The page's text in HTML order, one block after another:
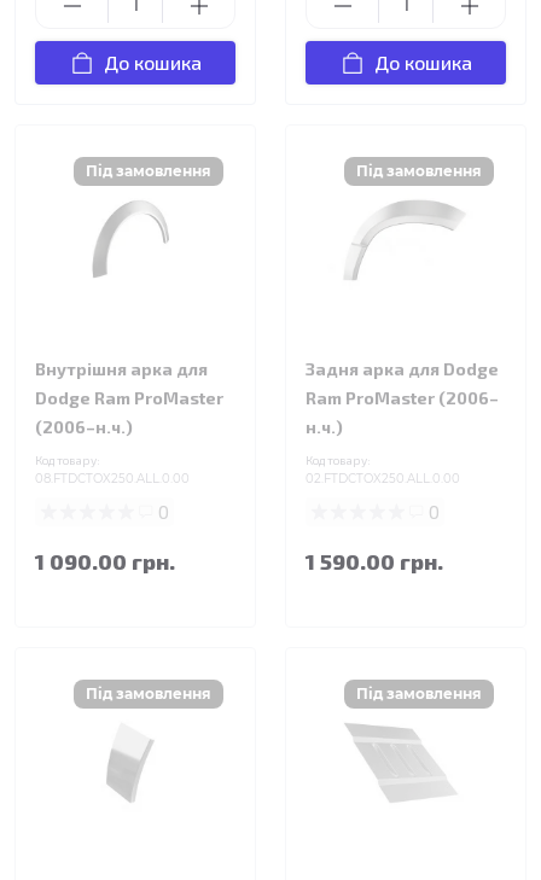
До кошика До кошика
Внутрішня арка для
Dodge Ram ProMaster
(2006–н.ч.)
Код товару:
08.FTDCTOX250.ALL.0.00
0
1 090.00 грн.
Задня арка для Dodge
Ram ProMaster (2006–
н.ч.)
Код товару:
02.FTDCTOX250.ALL.0.00
0
1 590.00 грн.